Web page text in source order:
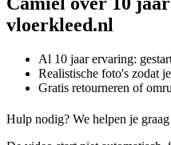
vloerkleed.nl
Al 10 jaar ervaring:
Realistische foto's zodat
Gratis retourneren of
Hulp nodig? We helpen je